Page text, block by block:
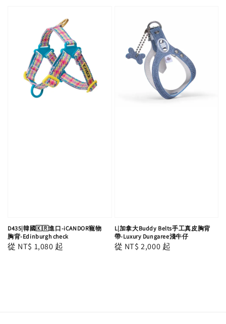
D435|韓國🇰🇷進口-iCANDOR寵物
胸背-Edinburgh check
Regular
從 NT$ 1,080 起
L|加拿大Buddy Belts手工真皮胸背
帶-Luxury Dungaree淺牛仔
Regular
從 NT$ 2,000 起